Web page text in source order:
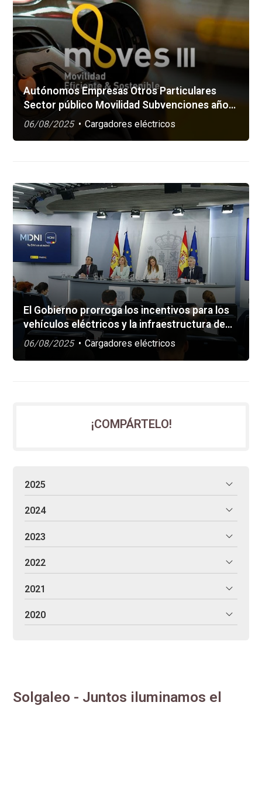
Autónomos Empresas Otros Particulares
Sector público Movilidad Subvenciones año
2025 para movilidad eléctrica (Programa
MOVES III en Galicia)
06/08/2025 Cargadores eléctricos
El Gobierno prorroga los incentivos para los
vehículos eléctricos y la infraestructura de
recarga
06/08/2025 Cargadores eléctricos
¡COMPÁRTELO!
2025
2024
2023
2022
2021
2020
Solgaleo - Juntos iluminamos el